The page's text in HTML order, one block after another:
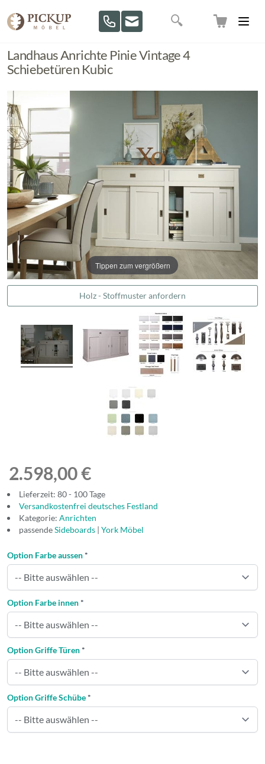
Suche
Landhaus Anrichte Pinie Vintage 4
Schiebetüren Kubic
Tippen zum vergrößern
Holz - Stoffmuster anfordern
2.598,00 €
Lieferzeit: 80 - 100 Tage
Versandkostenfrei deutsches Festland
Kategorie: Anrichten
passendeSideboards | York Möbel
Option Farbe aussen *
Option Farbe innen *
Option Griffe Türen *
Option Griffe Schübe *